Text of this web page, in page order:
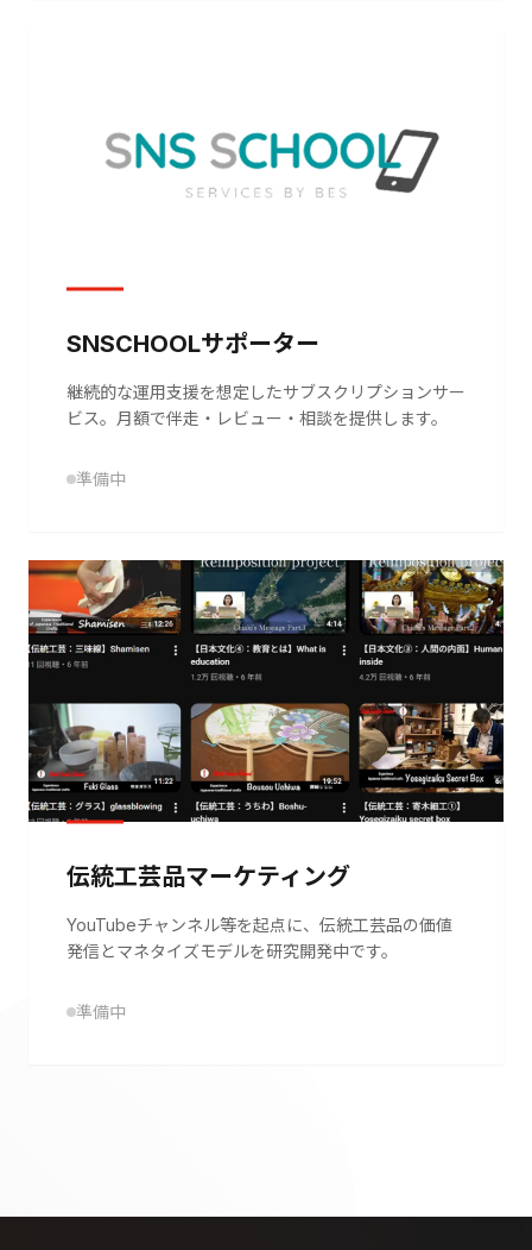
SNSCHOOLサポーター
継続的な運用支援を想定したサブスクリプションサー
ビス。月額で伴走・レビュー・相談を提供します。
準備中
伝統工芸品マーケティング
YouTubeチャンネル等を起点に、伝統工芸品の価値
発信とマネタイズモデルを研究開発中です。
準備中